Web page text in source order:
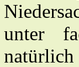
unter
natürlich